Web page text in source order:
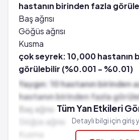
hastanın birinden fazla
Baş ağrısı
Göğüs ağrısı
Kusma
çok seyrek: 10,000 hastanın
görülebilir (%0.001 - %0.01)
Düşük kan basıncı
Uyuşma
Bilinç kaybı
Böbrek yetmezliği
Yaygın: 10 hastanın birinden
hastanın birinden fazla
Baş ağrısı
Göğüs ağrısı
Tüm Yan Etkileri
Detaylı bilgi için giriş